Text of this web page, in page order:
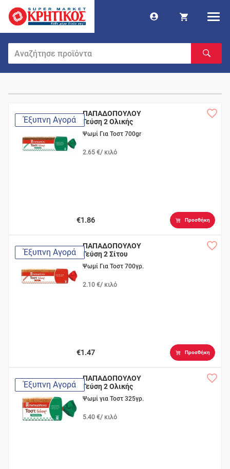
Έξυπνη Αγορά
ΠΑΠΑΔΟΠΟΥΛΟΥ
Γεύση 2 Ολικής
Άλεσης Σίκαλης
Ψωμί Για Τοστ 700gr
2.65 €/ κιλό
€1.86 Προσθήκη
Έξυπνη Αγορά
ΠΑΠΑΔΟΠΟΥΛΟΥ
Γεύση 2 Σίτου
Ψωμί Για Τοστ 700γρ.
2.10 €/ κιλό
€1.47 Προσθήκη
Έξυπνη Αγορά
ΠΑΠΑΔΟΠΟΥΛΟΥ
Γεύση 2 Ολικής
Άλεσης-Σίκαλης
Ψωμί για Τοστ 325γρ.
5.40 €/ κιλό